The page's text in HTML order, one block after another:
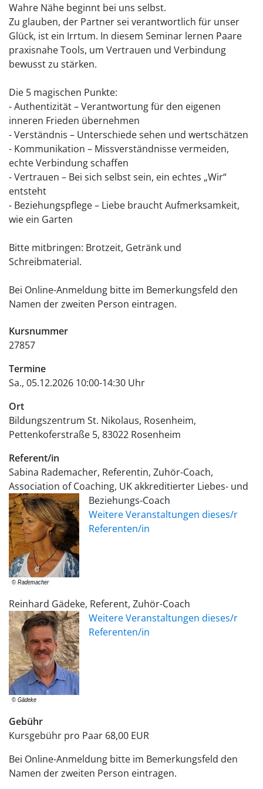
Wahre Nähe beginnt bei uns selbst.
Zu glauben, der Partner sei verantwortlich für unser
Glück, ist ein Irrtum. In diesem Seminar lernen Paare
praxisnahe Tools, um Vertrauen und Verbindung
bewusst zu stärken.
Die 5 magischen Punkte:
- Authentizität – Verantwortung für den eigenen
inneren Frieden übernehmen
- Verständnis – Unterschiede sehen und wertschätzen
- Kommunikation – Missverständnisse vermeiden,
echte Verbindung schaffen
- Vertrauen – Bei sich selbst sein, ein echtes „Wir“
entsteht
- Beziehungspflege – Liebe braucht Aufmerksamkeit,
wie ein Garten
Bitte mitbringen: Brotzeit, Getränk und
Schreibmaterial.
Bei Online-Anmeldung bitte im Bemerkungsfeld den
Namen der zweiten Person eintragen.
Kursnummer
27857
Termine
Sa., 05.12.2026 10:00-14:30 Uhr
Ort
Bildungszentrum St. Nikolaus, Rosenheim
Pettenkoferstraße 5 83022 Rosenheim
Referent/in
Sabina Rademacher, Referentin, Zuhör-Coach,
Association of Coaching, UK akkreditierter Liebes- und
Beziehungs-Coach
Weitere Veranstaltungen dieses/r
Referenten/in
Reinhard Gädeke, Referent, Zuhör-Coach
Weitere Veranstaltungen dieses/r
Referenten/in
Gebühr
Kursgebühr pro Paar 68,00 EUR
Bei Online-Anmeldung bitte im Bemerkungsfeld den
Namen der zweiten Person eintragen.